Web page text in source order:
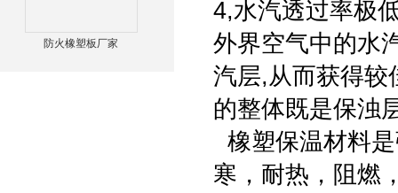
防火橡塑板厂家
4,水汽透过率极
外界空气中的水
汽层,从而获得较
的整体既是保浊
橡塑保温材料
寒，耐热，阻燃